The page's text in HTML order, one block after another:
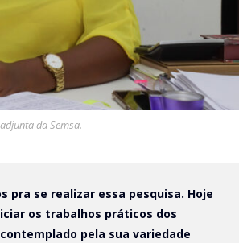
da Semsa.
pra se realizar essa pesquisa. Hoje
os trabalhos práticos dos
pela sua variedade